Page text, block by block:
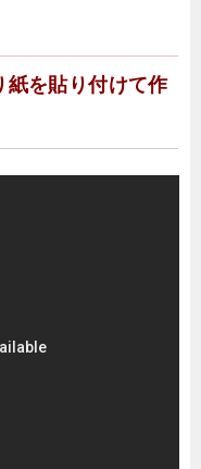
紙を貼り付けて作